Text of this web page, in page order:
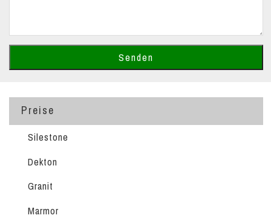
Preise
Silestone
Dekton
Granit
Marmor